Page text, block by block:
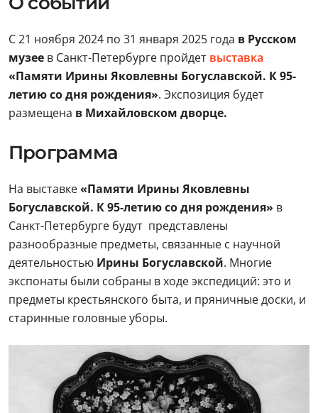
С 21 ноября 2024 по 31 января 2025 года в Русском
музее в Санкт-Петербурге пройдет выставка
«Памяти Ирины Яковлевны Богуславской. К 95-
летию со дня рождения». Экспозиция будет
размещена в Михайловском дворце.
Программа
На выставке«Памяти Ирины Яковлевны
Богуславской. К 95-летию со дня рождения» в
Санкт-Петербурге будут представлены
разнообразные предметы, связанные с научной
деятельностью Ирины Богуславской. Многие
экспонаты были собраны в ходе экспедиций: это и
предметы крестьянского быта, и пряничные доски, и
старинные головные уборы.